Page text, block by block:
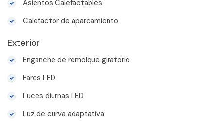
Asientos Calefactables
Calefactor de aparcamiento
Exterior
Enganche de remolque giratorio
Faros LED
Luces diurnas LED
Luz de curva adaptativa